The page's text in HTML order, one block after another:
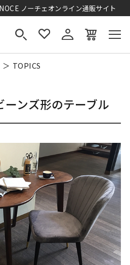
ノーチェオンライン通販サイト
TOPICS
ンズ形のテーブル